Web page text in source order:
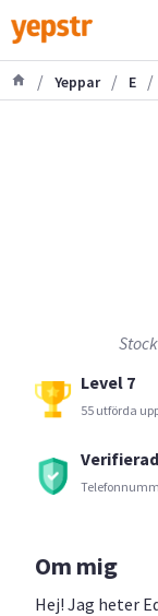
/ Yeppar / E /
Level 7
55 utförda
Verifierad
Om mig
Hej! Jag heter